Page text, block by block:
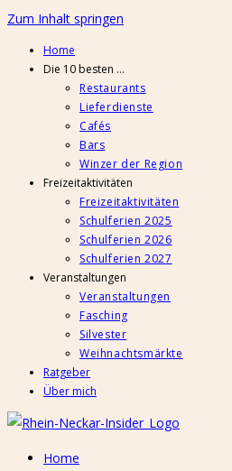
Zum Inhalt springen
Home
Die 10 besten …
Restaurants
Lieferdienste
Cafés
Bars
Winzer der Region
Freizeitaktivitäten
Freizeitaktivitäten
Schulferien 2025
Schulferien 2026
Schulferien 2027
Veranstaltungen
Veranstaltungen
Fasching
Silvester
Weihnachtsmärkte
Ratgeber
Über mich
Home